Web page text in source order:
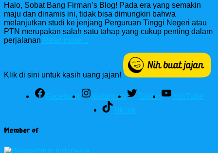
Halo, Sobat Bang Firman’s Blog! Pada era yang semakin
maju dan dinamis ini, tidak bisa dimungkiri bahwa
melanjutkan studi ke jenjang Perguruan Tinggi Negeri atau
PTN merupakan salah satu tahap yang cukup penting dalam
perjalanan Read more…
Klik di sini untuk kasih uang jajan!
Facebook Instagram Twitter
YouTube
TikTok
Member of